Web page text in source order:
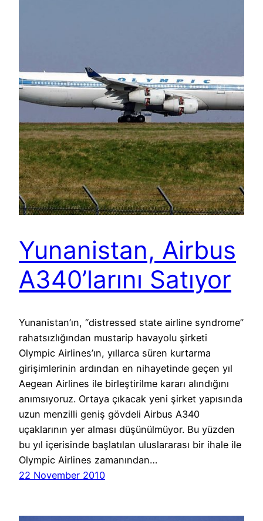
Yunanistan, Airbus
A340’larını Satıyor
Yunanistan’ın, “distressed state airline syndrome”
rahatsızlığından mustarip havayolu şirketi
Olympic Airlines’ın, yıllarca süren kurtarma
girişimlerinin ardından en nihayetinde geçen yıl
Aegean Airlines ile birleştirilme kararı alındığını
anımsıyoruz. Ortaya çıkacak yeni şirket yapısında
uzun menzilli geniş gövdeli Airbus A340
uçaklarının yer alması düşünülmüyor. Bu yüzden
bu yıl içerisinde başlatılan uluslararası bir ihale ile
Olympic Airlines zamanından…
22 November 2010